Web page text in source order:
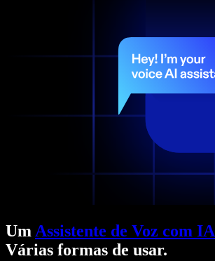
Um Assistente de Voz com IA
Várias formas de usar.